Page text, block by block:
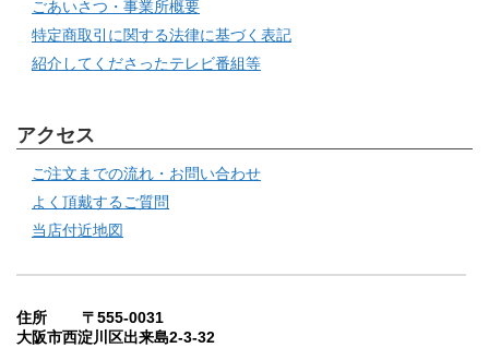
ごあいさつ・事業所概要
特定商取引に関する法律に基づく表記
紹介してくださったテレビ番組等
アクセス
ご注文までの流れ・お問い合わせ
よく頂戴するご質問
当店付近地図
住所 〒555-0031
大阪市西淀川区出来島2-3-32